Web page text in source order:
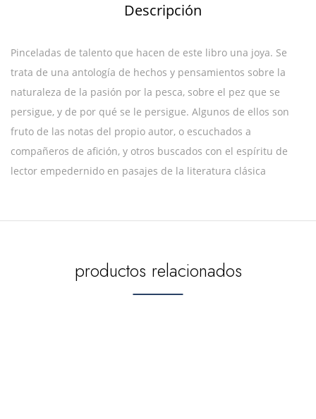
Descripción
Pinceladas de talento que hacen de este libro una joya. Se
trata de una antología de hechos y pensamientos sobre la
naturaleza de la pasión por la pesca, sobre el pez que se
persigue, y de por qué se le persigue. Algunos de ellos son
fruto de las notas del propio autor, o escuchados a
compañeros de afición, y otros buscados con el espíritu de
lector empedernido en pasajes de la literatura clásica
productos relacionados